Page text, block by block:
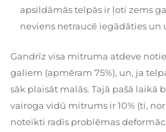
apsildāmās telpās ir ļoti zems
neviens netraucē iegādāties
Gandrīz visa mitruma atdeve
galiem (apmēram 75%), un, ja
sāk plaisāt malās. Tajā pašā laikā
vairoga vidū mitrums ir 10% (ti,
noteikti radīs problēmas